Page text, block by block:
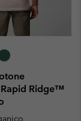
Ridge™